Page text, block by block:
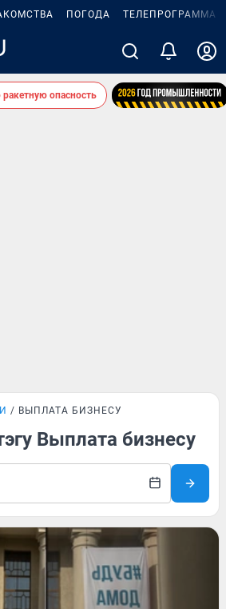
ПОГОДА ТЕЛЕПРОГРАММА
опасность
ВЫПЛАТА БИЗНЕСУ
Выплата бизнесу